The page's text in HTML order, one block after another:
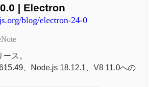
| Electron
blog/electron-24-0
ス。
、Node.js 18.12.1、V8 11.0への